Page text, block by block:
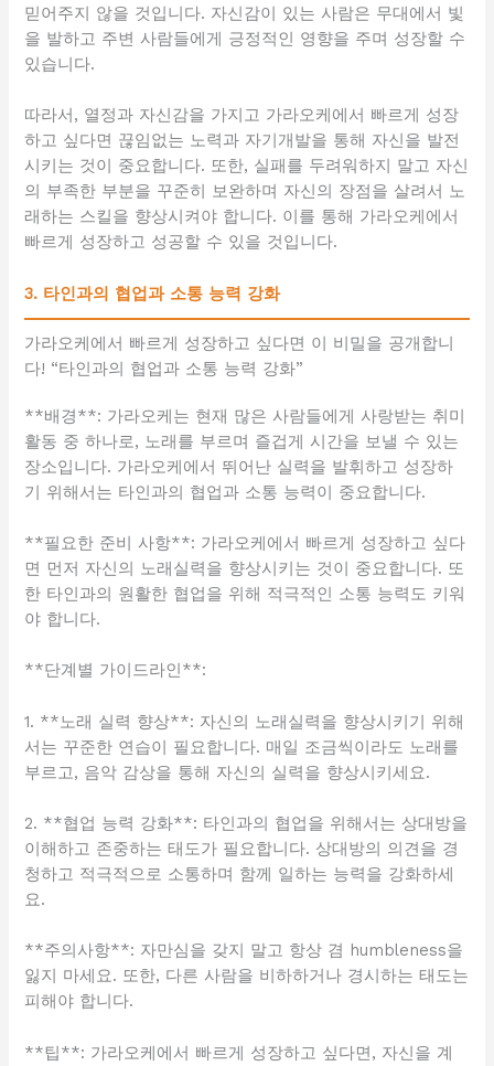
믿어주지 않을 것입니다. 자신감이 있는 사람은 무대에서 빛
을 발하고 주변 사람들에게 긍정적인 영향을 주며 성장할 수
있습니다.
따라서, 열정과 자신감을 가지고 가라오케에서 빠르게 성장
하고 싶다면 끊임없는 노력과 자기개발을 통해 자신을 발전
시키는 것이 중요합니다. 또한, 실패를 두려워하지 말고 자신
의 부족한 부분을 꾸준히 보완하며 자신의 장점을 살려서 노
래하는 스킬을 향상시켜야 합니다. 이를 통해 가라오케에서
빠르게 성장하고 성공할 수 있을 것입니다.
3. 타인과의 협업과 소통 능력 강화
가라오케에서 빠르게 성장하고 싶다면 이 비밀을 공개합니
다! “타인과의 협업과 소통 능력 강화”
**배경**: 가라오케는 현재 많은 사람들에게 사랑받는 취미
활동 중 하나로, 노래를 부르며 즐겁게 시간을 보낼 수 있는
장소입니다. 가라오케에서 뛰어난 실력을 발휘하고 성장하
기 위해서는 타인과의 협업과 소통 능력이 중요합니다.
**필요한 준비 사항**: 가라오케에서 빠르게 성장하고 싶다
면 먼저 자신의 노래실력을 향상시키는 것이 중요합니다. 또
한 타인과의 원활한 협업을 위해 적극적인 소통 능력도 키워
야 합니다.
**단계별 가이드라인**:
1. **노래 실력 향상**: 자신의 노래실력을 향상시키기 위해
서는 꾸준한 연습이 필요합니다. 매일 조금씩이라도 노래를
부르고, 음악 감상을 통해 자신의 실력을 향상시키세요.
2. **협업 능력 강화**: 타인과의 협업을 위해서는 상대방을
이해하고 존중하는 태도가 필요합니다. 상대방의 의견을 경
청하고 적극적으로 소통하며 함께 일하는 능력을 강화하세
요.
**주의사항**: 자만심을 갖지 말고 항상 겸 humbleness을
잃지 마세요. 또한, 다른 사람을 비하하거나 경시하는 태도는
피해야 합니다.
**팁**: 가라오케에서 빠르게 성장하고 싶다면, 자신을 계